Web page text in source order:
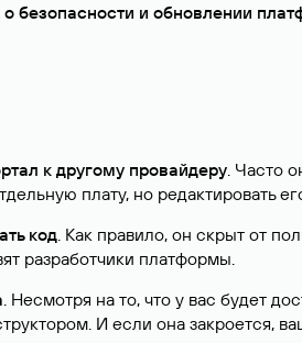
о безопасности и обновлении
к другому провайдеру. Часто
плату, но редактировать
код. Как правило, он скрыт от
разработчики платформы.
. Несмотря на то, что у вас будет
И если она закроется,